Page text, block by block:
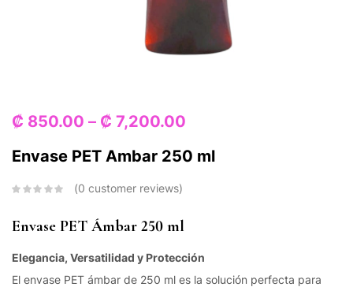
₡ 850.00 – ₡ 7,200.00
Envase PET Ambar 250 ml
0 customer reviews
Envase PET Ámbar 250 ml
Elegancia, Versatilidad y Protección
El envase PET ámbar de 250 ml es la solución perfecta para